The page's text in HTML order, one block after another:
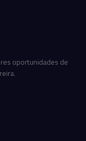
oportunidades de